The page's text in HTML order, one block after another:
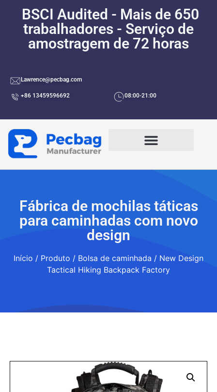
BSCI Audited - Mais de 650
trabalhadores - Serviço de
amostragem de 72 horas
Lawrence@pecbag.com
+86 13459596692 08:00-21:00
Fábrica de mochilas táticas
para caminhadas com novo
design
Início / Produto / Bolsa de caminhada / New Design
Tactical Hiking Backpack Factory